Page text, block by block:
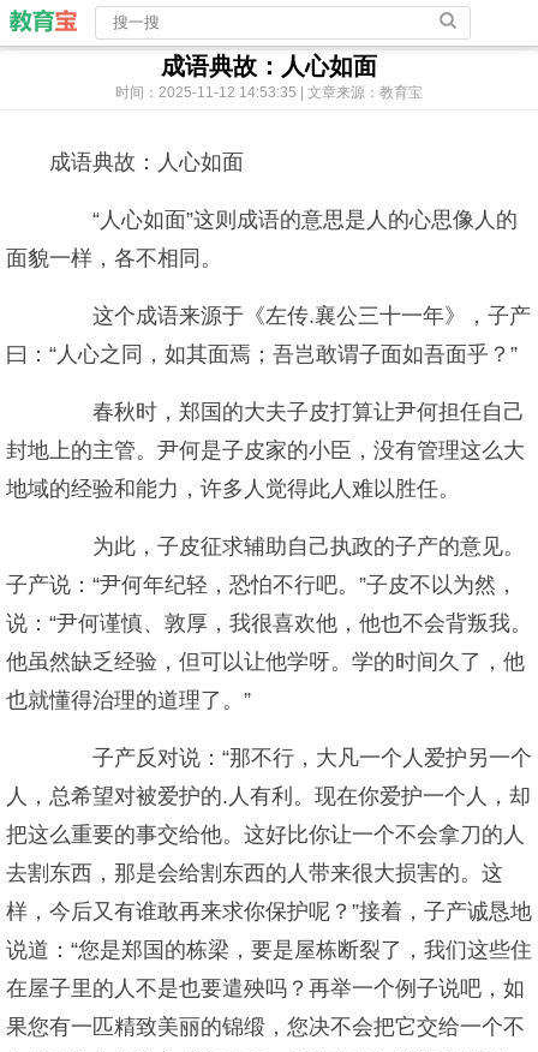
成语典故：人心如面
时间：2025-11-12 14:53:35 | 文章来源：教育宝
成语典故：人心如面
“人心如面”这则成语的意思是人的心思像人的
面貌一样，各不相同。
这个成语来源于《左传.襄公三十一年》，子产
曰：“人心之同，如其面焉；吾岂敢谓子面如吾面乎？”
春秋时，郑国的大夫子皮打算让尹何担任自己
封地上的主管。尹何是子皮家的小臣，没有管理这么大
地域的经验和能力，许多人觉得此人难以胜任。
为此，子皮征求辅助自己执政的子产的意见。
子产说：“尹何年纪轻，恐怕不行吧。”子皮不以为然，
说：“尹何谨慎、敦厚，我很喜欢他，他也不会背叛我。
他虽然缺乏经验，但可以让他学呀。学的时间久了，他
也就懂得治理的道理了。”
子产反对说：“那不行，大凡一个人爱护另一个
人，总希望对被爱护的.人有利。现在你爱护一个人，却
把这么重要的事交给他。这好比你让一个不会拿刀的人
去割东西，那是会给割东西的人带来很大损害的。这
样，今后又有谁敢再来求你保护呢？”接着，子产诚恳地
说道：“您是郑国的栋梁，要是屋栋断裂了，我们这些住
在屋子里的人不是也要遣殃吗？再举一个例子说吧，如
果您有一匹精致美丽的锦缎，您决不会把它交给一个不